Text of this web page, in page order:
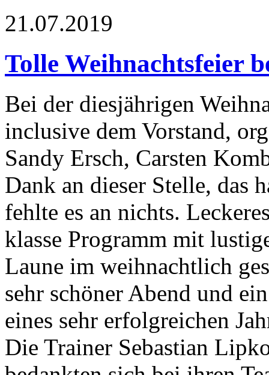
21.07.2019
Tolle Weihnachtsfeier
Bei der diesjährigen
inclusive dem Vorstand,
Sandy Ersch, Carsten
Dank an dieser Stelle, das
fehlte es an nichts.
klasse Programm mit
Laune im weihnachtlich
sehr schöner Abend und
eines sehr erfolgreichen
Die Trainer Sebastian